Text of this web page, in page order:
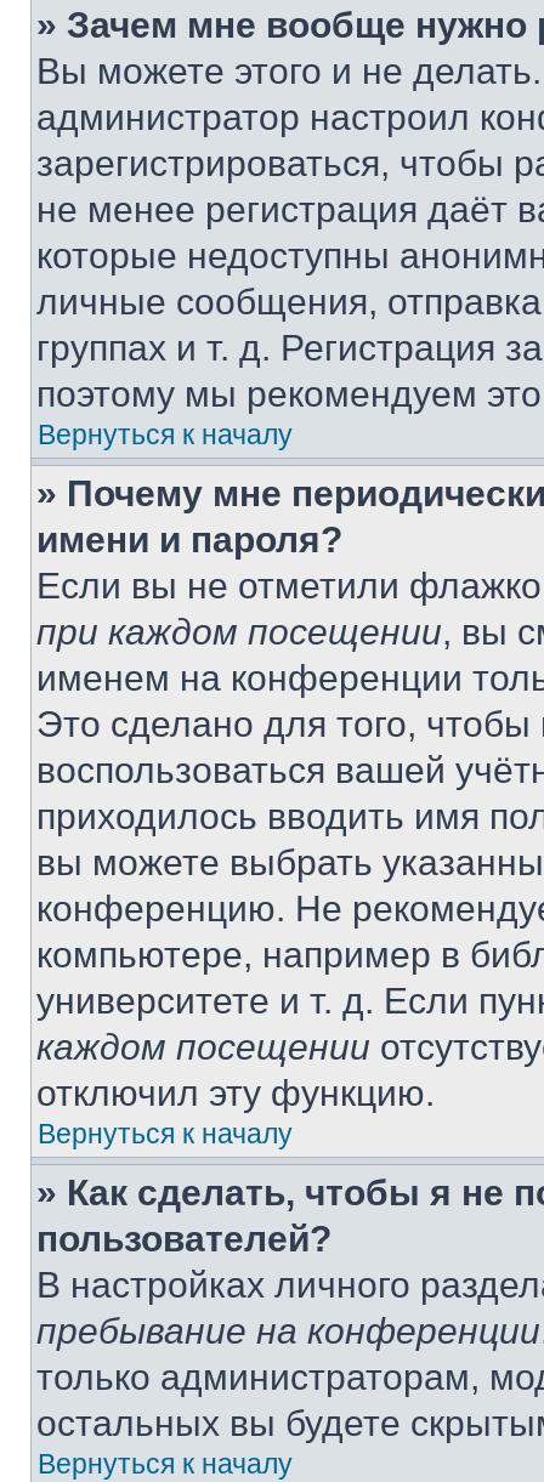
» Зачем мне вообще нужно
Вы можете этого и не
администратор настроил
зарегистрироваться, чтобы
не менее регистрация даёт
которые недоступны
личные сообщения,
группах и т. д. Регистрация
поэтому мы рекомендуем
Вернуться к началу
» Почему мне
имени и пароля?
Если вы не отметили
при каждом посещении, вы
именем на конференции
Это сделано для того, чтобы
воспользоваться вашей
приходилось вводить имя
вы можете выбрать
конференцию. Не
компьютере, например в
университете и т. д. Если
каждом посещении
отключил эту функцию.
Вернуться к началу
» Как сделать, чтобы я не
пользователей?
В настройках личного
пребывание на конференции
только администраторам,
остальных вы будете
Вернуться к началу